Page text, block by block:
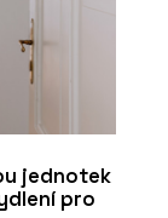
jednotek
pro